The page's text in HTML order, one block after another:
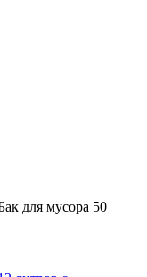
для мусора 50